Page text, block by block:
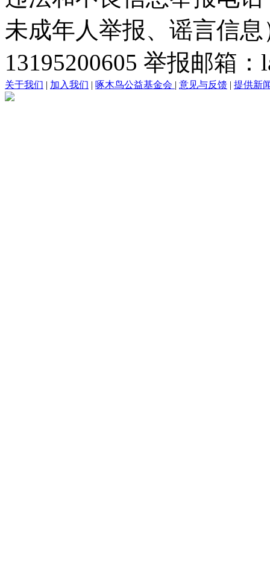
未成年人举报、谣言信
13195200605 举报邮箱
关于我们 | 加入我们 | 啄木鸟公益基金会 | 意见与反馈 | 提供新